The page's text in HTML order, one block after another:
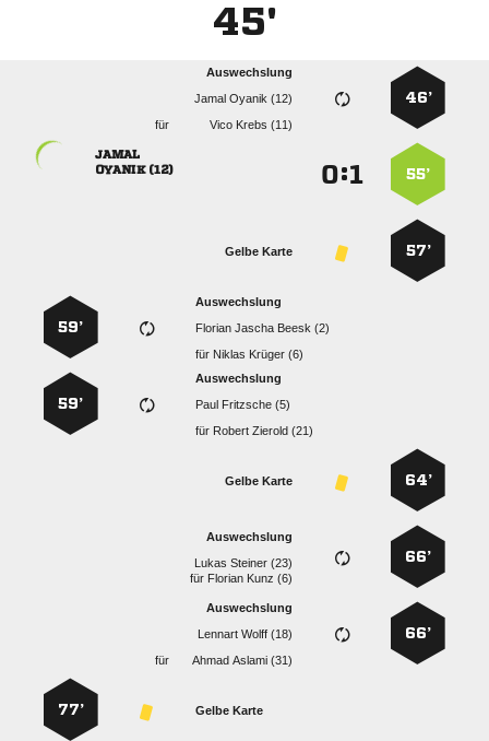
45'
46’
Auswechslung
  
für
  
55’
:

 
57’
Gelbe Karte
Auswechslung
   
für   
59’
Auswechslung
  
für   
59’
64’
Gelbe Karte
66’
Auswechslung
  
für   
66’
Auswechslung
  
für
  
Gelbe Karte
77’